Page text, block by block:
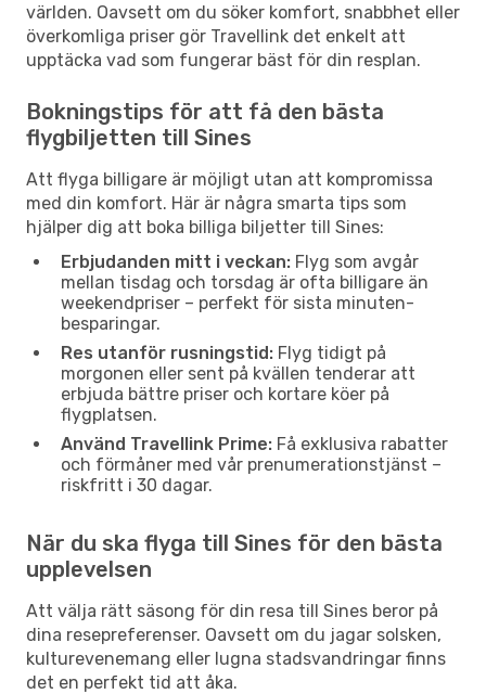
världen. Oavsett om du söker komfort, snabbhet eller
överkomliga priser gör Travellink det enkelt att
upptäcka vad som fungerar bäst för din resplan.
Bokningstips för att få den bästa
flygbiljetten till Sines
Att flyga billigare är möjligt utan att kompromissa
med din komfort. Här är några smarta tips som
hjälper dig att boka billiga biljetter till Sines:
Erbjudanden mitt i veckan: Flyg som avgår
mellan tisdag och torsdag är ofta billigare än
weekendpriser – perfekt för sista minuten-
besparingar.
Res utanför rusningstid: Flyg tidigt på
morgonen eller sent på kvällen tenderar att
erbjuda bättre priser och kortare köer på
flygplatsen.
Använd Travellink Prime: Få exklusiva rabatter
och förmåner med vår prenumerationstjänst –
riskfritt i 30 dagar.
När du ska flyga till Sines för den bästa
upplevelsen
Att välja rätt säsong för din resa till Sines beror på
dina resepreferenser. Oavsett om du jagar solsken,
kulturevenemang eller lugna stadsvandringar finns
det en perfekt tid att åka.